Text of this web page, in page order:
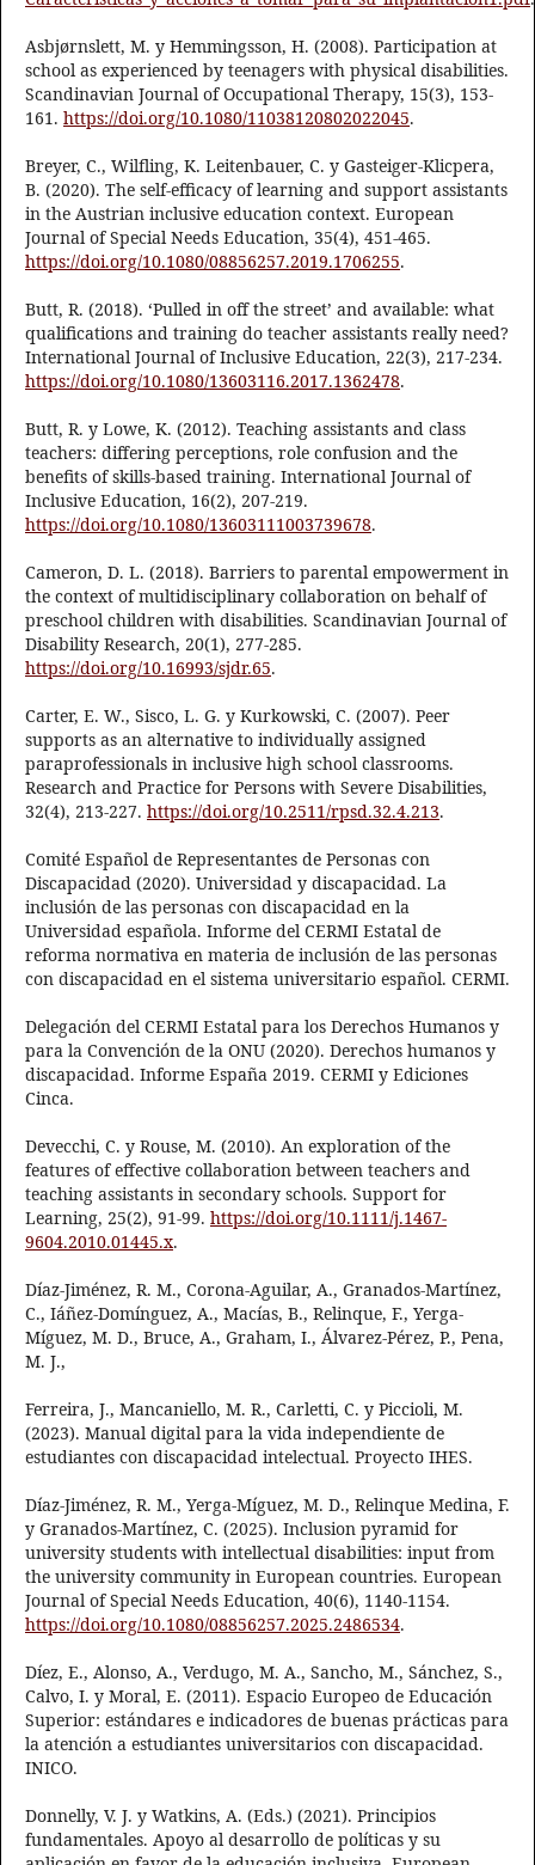
Asbjørnslett, M. y Hemmingsson, H. (2008). Participation at
school as experienced by teenagers with physical disabilities.
Scandinavian Journal of Occupational Therapy, 15(3), 153-
161. https://doi.org/10.1080/11038120802022045.
Breyer, C., Wilfling, K. Leitenbauer, C. y Gasteiger-Klicpera,
B. (2020). The self-efficacy of learning and support assistants
in the Austrian inclusive education context. European
Journal of Special Needs Education, 35(4), 451-465.
https://doi.org/10.1080/08856257.2019.1706255.
Butt, R. (2018). ‘Pulled in off the street’ and available: what
qualifications and training do teacher assistants really need?
International Journal of Inclusive Education, 22(3), 217-234.
https://doi.org/10.1080/13603116.2017.1362478.
Butt, R. y Lowe, K. (2012). Teaching assistants and class
teachers: differing perceptions, role confusion and the
benefits of skills-based training. International Journal of
Inclusive Education, 16(2), 207-219.
https://doi.org/10.1080/13603111003739678.
Cameron, D. L. (2018). Barriers to parental empowerment in
the context of multidisciplinary collaboration on behalf of
preschool children with disabilities. Scandinavian Journal of
Disability Research, 20(1), 277-285.
https://doi.org/10.16993/sjdr.65.
Carter, E. W., Sisco, L. G. y Kurkowski, C. (2007). Peer
supports as an alternative to individually assigned
paraprofessionals in inclusive high school classrooms.
Research and Practice for Persons with Severe Disabilities,
32(4), 213-227. https://doi.org/10.2511/rpsd.32.4.213.
Comité Español de Representantes de Personas con
Discapacidad (2020). Universidad y discapacidad. La
inclusión de las personas con discapacidad en la
Universidad española. Informe del CERMI Estatal de
reforma normativa en materia de inclusión de las personas
con discapacidad en el sistema universitario español. CERMI.
Delegación del CERMI Estatal para los Derechos Humanos y
para la Convención de la ONU (2020). Derechos humanos y
discapacidad. Informe España 2019. CERMI y Ediciones
Cinca.
Devecchi, C. y Rouse, M. (2010). An exploration of the
features of effective collaboration between teachers and
teaching assistants in secondary schools. Support for
Learning, 25(2), 91-99. https://doi.org/10.1111/j.1467-
9604.2010.01445.x.
Díaz-Jiménez, R. M., Corona-Aguilar, A., Granados-Martínez,
C., Iáñez-Domínguez, A., Macías, B., Relinque, F., Yerga-
Míguez, M. D., Bruce, A., Graham, I., Álvarez-Pérez, P., Pena,
M. J.,
Ferreira, J., Mancaniello, M. R., Carletti, C. y Piccioli, M.
(2023). Manual digital para la vida independiente de
estudiantes con discapacidad intelectual. Proyecto IHES.
Díaz-Jiménez, R. M., Yerga-Míguez, M. D., Relinque Medina, F.
y Granados-Martínez, C. (2025). Inclusion pyramid for
university students with intellectual disabilities: input from
the university community in European countries. European
Journal of Special Needs Education, 40(6), 1140-1154.
https://doi.org/10.1080/08856257.2025.2486534.
Díez, E., Alonso, A., Verdugo, M. A., Sancho, M., Sánchez, S.,
Calvo, I. y Moral, E. (2011). Espacio Europeo de Educación
Superior: estándares e indicadores de buenas prácticas para
la atención a estudiantes universitarios con discapacidad.
INICO.
Donnelly, V. J. y Watkins, A. (Eds.) (2021). Principios
fundamentales. Apoyo al desarrollo de políticas y su